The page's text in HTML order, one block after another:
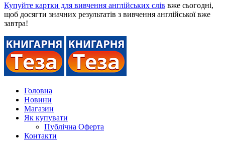
Купуйте картки для вивчення англійських слів вже сьогодні,
щоб досягти значних результатів з вивчення англійської вже
завтра!
Головна
Новини
Магазин
Як купувати
Публічна Оферта
Контакти